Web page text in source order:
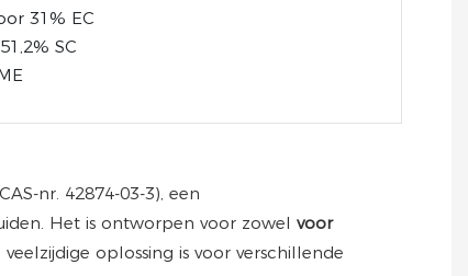
31% EC
SC
nr. 42874-03-3), een
Het is ontworpen voor zowel voor
oplossing is voor verschillende